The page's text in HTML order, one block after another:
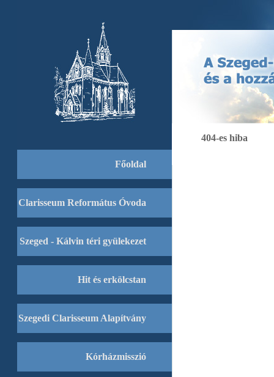
Főoldal
Clarisseum Református Óvoda
Szeged - Kálvin téri gyülekezet
Hit és erkölcstan
Szegedi Clarisseum Alapítvány
Kórházmisszió
404-es hiba